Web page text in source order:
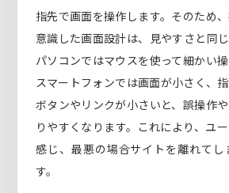
指先で画面を操作します。そのため
意識した画面設計は、見やすさと同じ
パソコンではマウスを使って細かい操
スマートフォンでは画面が小さく、
ボタンやリンクが小さいと、誤操作
りやすくなります。これにより、ユ
感じ、最悪の場合サイトを離れてし
す。